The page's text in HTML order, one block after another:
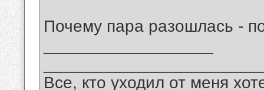
Почему пара разошлась -
Все, кто уходил от меня